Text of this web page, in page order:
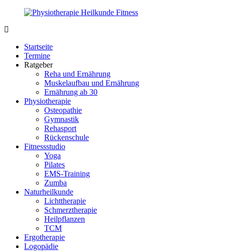
Zurück
Inhalt
Fit.de
Körper
Startseite
Termine
Ratgeber
Reha und Ernährung
Muskelaufbau und Ernährung
Ernährung ab 30
Physiotherapie
Osteopathie
Gymnastik
Rehasport
Rückenschule
Fitnessstudio
Yoga
Pilates
EMS-Training
Zumba
Naturheilkunde
Lichttherapie
Schmerztherapie
Heilpflanzen
TCM
Ergotherapie
Logopädie